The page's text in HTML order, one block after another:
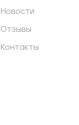
Новости
Отзывы
Контакты